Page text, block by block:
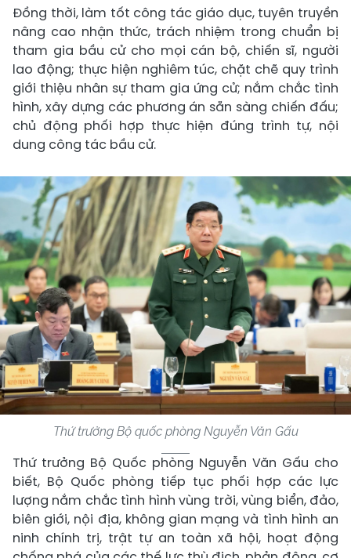
Đồng thời, làm tốt công tác giáo dục, tuyên truyền
nâng cao nhận thức, trách nhiệm trong chuẩn bị
tham gia bầu cử cho mọi cán bộ, chiến sĩ, người
lao động; thực hiện nghiêm túc, chặt chẽ quy trình
giới thiệu nhân sự tham gia ứng cử; nắm chắc tình
hình, xây dựng các phương án sẵn sàng chiến đấu;
chủ động phối hợp thực hiện đúng trình tự, nội
dung công tác bầu cử.
Thứ trưởng Bộ quốc phòng Nguyễn Văn Gấu
Thứ trưởng Bộ Quốc phòng Nguyễn Văn Gấu cho
biết, Bộ Quốc phòng tiếp tục phối hợp các lực
lượng nắm chắc tình hình vùng trời, vùng biển, đảo,
biên giới, nội địa, không gian mạng và tình hình an
ninh chính trị, trật tự an toàn xã hội, hoạt động